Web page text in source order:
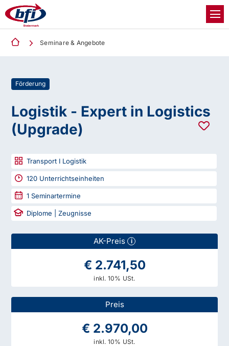
Seminare & Angebote
Förderung
Logistik - Expert in Logistics
(Upgrade)
Transport I Logistik
120 Unterrichtseinheiten
1 Seminartermine
Diplome | Zeugnisse
AK-Preis i
€ 2.741,50
inkl. 10% USt.
Preis
€ 2.970,00
inkl. 10% USt.